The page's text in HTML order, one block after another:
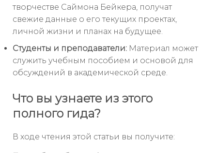
творчестве Саймона Бейкера, получат
свежие данные о его текущих проектах,
личной жизни и планах на будущее.
Студенты и преподаватели: Материал может
служить учебным пособием и основой для
обсуждений в академической среде.
Что вы узнаете из этого
полного гида?
В ходе чтения этой статьи вы получите: